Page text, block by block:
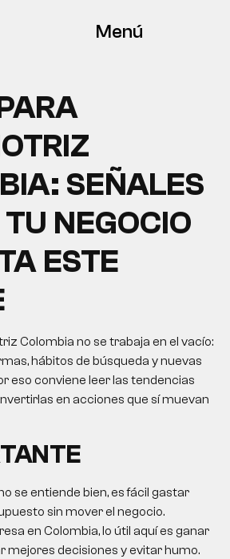
Menú
SEÑALES
NEGOCIO
ESTE
Colombia no se trabaja en el vacío:
hábitos de búsqueda y nuevas
eso conviene leer las tendencias
en acciones que sí muevan
se entiende bien, es fácil gastar
sin mover el negocio.
en Colombia, lo útil aquí es ganar
mejores decisiones y evitar humo.